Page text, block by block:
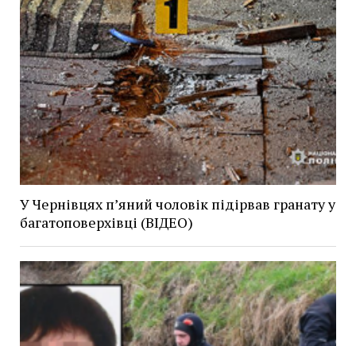
У Чернівцях п’яний чоловік підірвав гранату у
багатоповерхівці (ВІДЕО)